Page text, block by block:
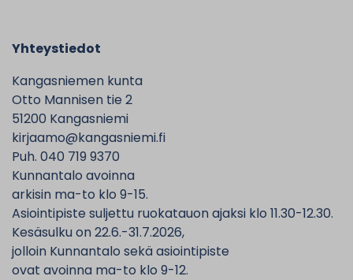
Yhteystiedot
Kangasniemen kunta
Otto Mannisen tie 2
51200 Kangasniemi
kirjaamo@kangasniemi.fi
Puh. 040 719 9370
Kunnantalo avoinna
arkisin ma-to klo 9-15.
Asiointipiste suljettu ruokatauon ajaksi klo 11.30-12.30.
Kesäsulku on 22.6.-31.7.2026,
jolloin Kunnantalo sekä asiointipiste
ovat avoinna ma-to klo 9-12.